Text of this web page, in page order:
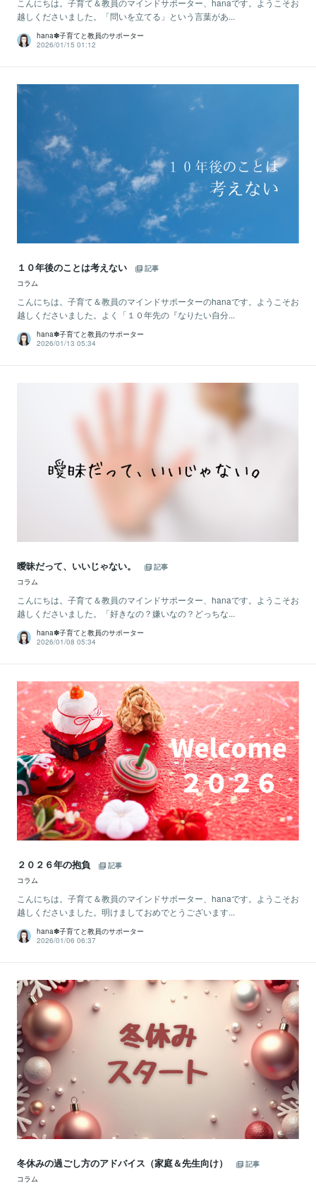
こんにちは。子育て＆教員のマインドサポーター、hanaです。ようこそお
越しくださいました。「問いを立てる」という言葉があ...
hana✽子育てと教員のサポーター
2026/01/15 01:12
１０年後のことは考えない
記事
コラム
こんにちは。子育て＆教員のマインドサポーターのhanaです。ようこそお
越しくださいました。よく「１０年先の『なりたい自分...
hana✽子育てと教員のサポーター
2026/01/13 05:34
曖昧だって、いいじゃない。
記事
コラム
こんにちは。子育て＆教員のマインドサポーター、hanaです。ようこそお
越しくださいました。「好きなの？嫌いなの？どっちな...
hana✽子育てと教員のサポーター
2026/01/08 05:34
２０２６年の抱負
記事
コラム
こんにちは。子育て＆教員のマインドサポーター、hanaです。ようこそお
越しくださいました。明けましておめでとうございます...
hana✽子育てと教員のサポーター
2026/01/06 06:37
冬休みの過ごし方のアドバイス（家庭＆先生向け）
記事
コラム